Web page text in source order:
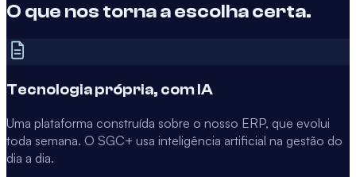
O que nos torna a escolha certa.
Tecnologia própria, com IA
Uma plataforma construída sobre o nosso ERP, que evolui
toda semana. O SGC+ usa inteligência artificial na gestão do
dia a dia.